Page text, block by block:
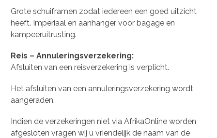
Grote schuiframen zodat iedereen een goed uitzicht
heeft. Imperiaal en aanhanger voor bagage en
kampeeruitrusting.
Reis – Annuleringsverzekering:
Afsluiten van een reisverzekering is verplicht.
Het afsluiten van een annuleringsverzekering wordt
aangeraden.
Indien de verzekeringen niet via AfrikaOnline worden
afgesloten vragen wij u vriendelijk de naam van de